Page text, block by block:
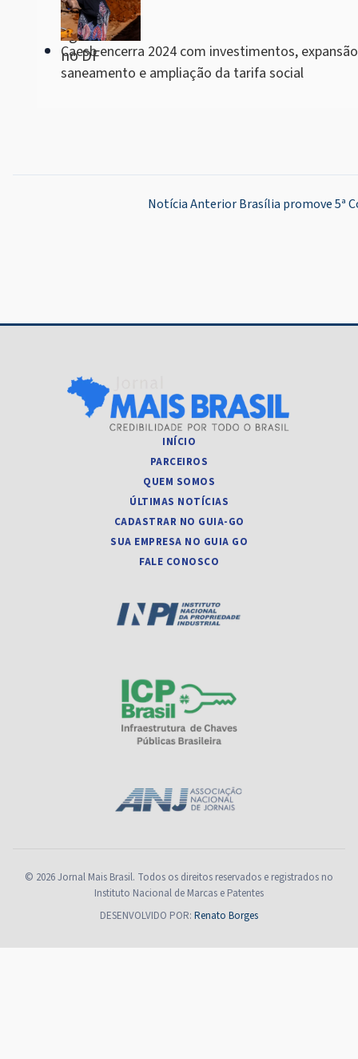
Caesb encerra 2024 com investimentos,
saneamento e ampliação da tarifa social
Notícia Anterior Brasília promove 5ª
INÍCIO
PARCEIROS
QUEM SOMOS
ÚLTIMAS NOTÍCIAS
CADASTRAR NO GUIA-GO
SUA EMPRESA NO GUIA GO
FALE CONOSCO
© 2026 Jornal Mais Brasil. Todos os direitos reservados e registrados no
Instituto Nacional de Marcas e Patentes
DESENVOLVIDO POR: Renato Borges